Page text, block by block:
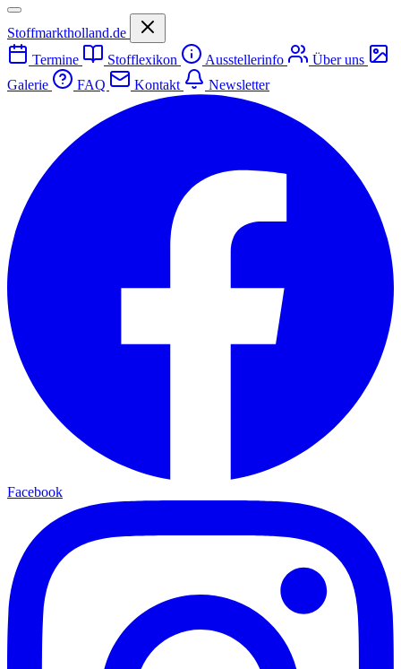
Stoffmarktholland.de
Termine
Stofflexikon Ausstellerinfo
Über uns
Galerie
FAQ Kontakt Newsletter
Facebook